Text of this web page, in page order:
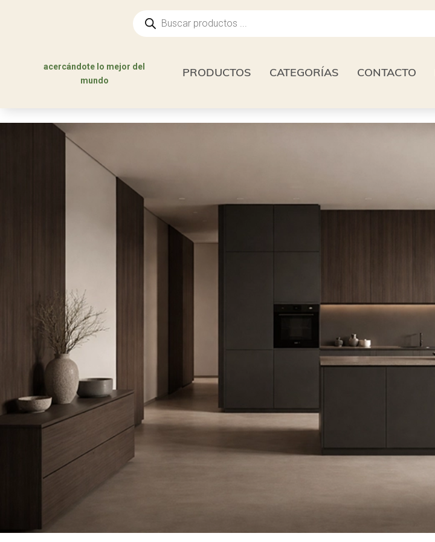
Búsqueda
de
productos
acercándote lo mejor del
mundo
PRODUCTOS CATEGORÍAS CONTACTO